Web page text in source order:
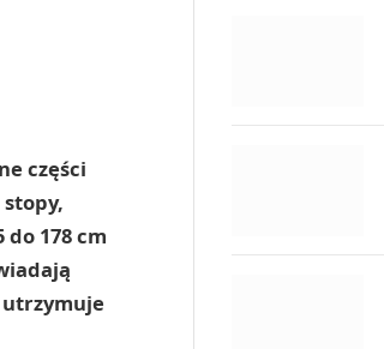
części
178 cm